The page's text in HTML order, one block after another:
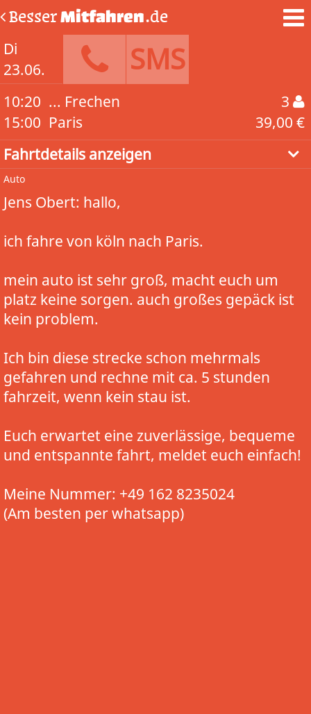
BesserMitfahren.de
Di
23.06.
SMS
10:20
15:00
... Frechen
Paris
3
39,00 €
Fahrtdetails anzeigen
Auto
Jens Obert: hallo,
ich fahre von köln nach Paris.
mein auto ist sehr groß, macht euch um
platz keine sorgen. auch großes gepäck ist
kein problem.
Ich bin diese strecke schon mehrmals
gefahren und rechne mit ca. 5 stunden
fahrzeit, wenn kein stau ist.
Euch erwartet eine zuverlässige, bequeme
und entspannte fahrt, meldet euch einfach!
Meine Nummer: +49 162 8235024
(Am besten per whatsapp)